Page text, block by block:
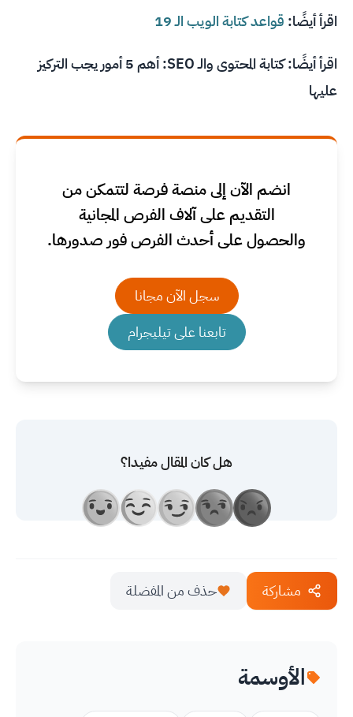
اقرأ أيضًا: قواعد كتابة الويب الـ 19
اقرأ أيضًا:
كتابة المحتوى والـ SEO: أهم 5 أمور يجب التركيز
عليها
انضم الآن إلى منصة فرصة لتتمكن من
التقديم على آلاف الفرص المجانية
والحصول على أحدث الفرص فور صدورها.
سجل الآن مجانا
تابعنا على تيليجرام
هل كان المقال مفيدا؟
مشاركة حذف من المفضلة
الأوسمة